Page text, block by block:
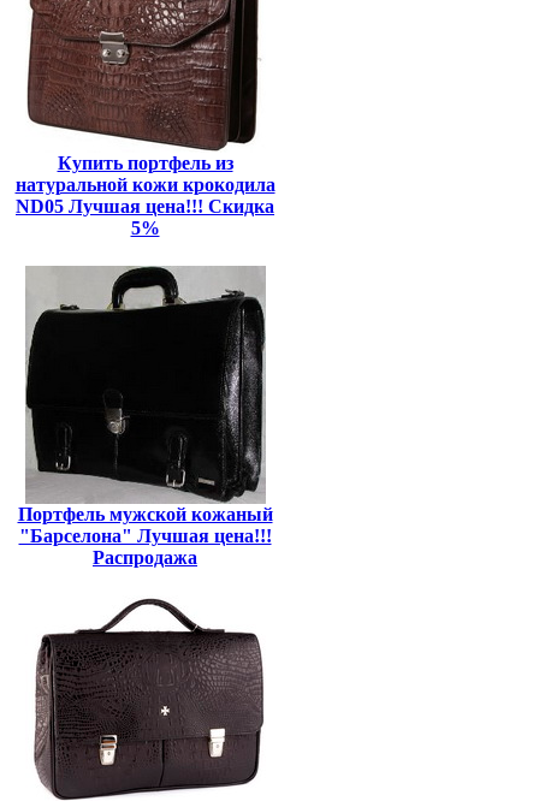
Купить портфель из
натуральной кожи крокодила
ND05 Лучшая цена!!! Скидка
5%
Портфель мужской кожаный
"Барселона" Лучшая цена!!!
Распродажа